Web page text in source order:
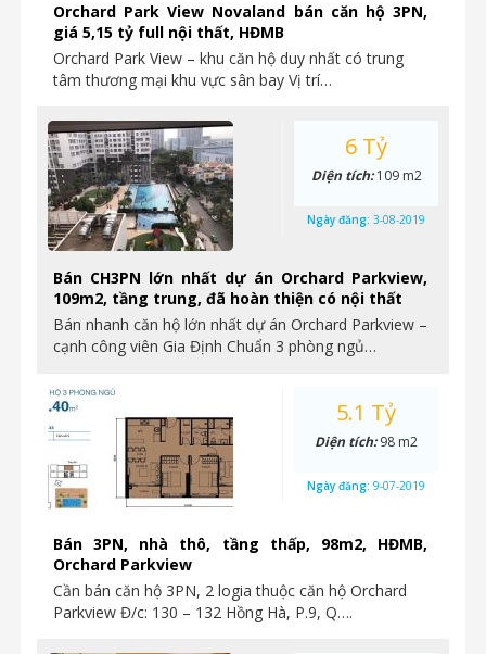
Orchard Park View Novaland bán căn hộ 3PN,
giá 5,15 tỷ full nội thất, HĐMB
Orchard Park View – khu căn hộ duy nhất có trung
tâm thương mại khu vực sân bay Vị trí…
Bán CH3PN lớn nhất dự án Orchard Parkview,
109m2, tầng trung, đã hoàn thiện có nội thất
Bán nhanh căn hộ lớn nhất dự án Orchard Parkview –
cạnh công viên Gia Định Chuẩn 3 phòng ngủ…
6 Tỷ
Diện tích:109 m2
Ngày đăng: 3-08-2019
Bán 3PN, nhà thô, tầng thấp, 98m2, HĐMB,
Orchard Parkview
Cần bán căn hộ 3PN, 2 logia thuộc căn hộ Orchard
Parkview Đ/c: 130 – 132 Hồng Hà, P.9, Q….
5.1 Tỷ
Diện tích:98 m2
Ngày đăng: 9-07-2019